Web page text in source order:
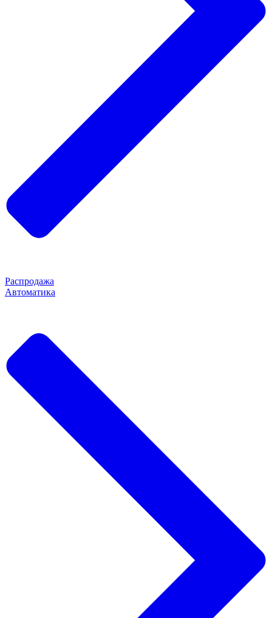
Распродажа
Автоматика